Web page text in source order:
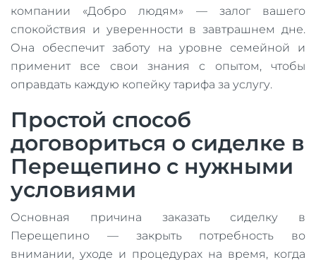
компании «Добро людям» — залог вашего
спокойствия и уверенности в завтрашнем дне.
Она обеспечит заботу на уровне семейной и
применит все свои знания с опытом, чтобы
оправдать каждую копейку тарифа за услугу.
Простой способ
договориться о сиделке в
Перещепино с нужными
условиями
Основная причина заказать сиделку в
Перещепино — закрыть потребность во
внимании, уходе и процедурах на время, когда